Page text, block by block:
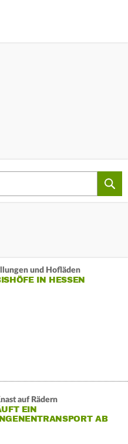
und Hofläden
IN HESSEN
auf Rädern
EIN
AB